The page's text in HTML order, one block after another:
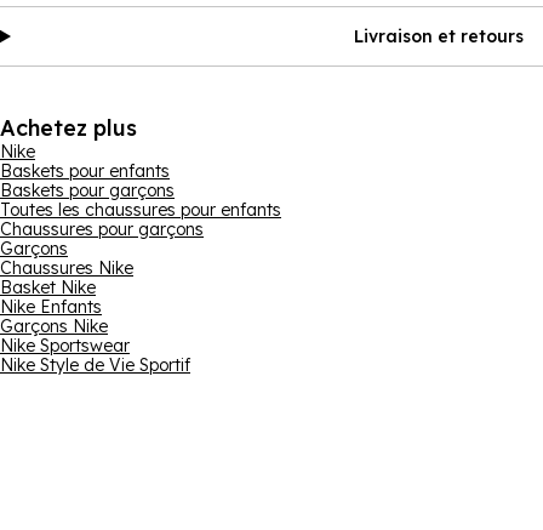
Livraison et retours
Achetez plus
Nike
Baskets pour enfants
Baskets pour garçons
Toutes les chaussures pour enfants
Chaussures pour garçons
Garçons
Chaussures Nike
Basket Nike
Nike Enfants
Garçons Nike
Nike Sportswear
Nike Style de Vie Sportif